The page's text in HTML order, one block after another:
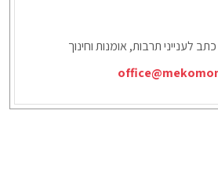
כתב לענייני תרבות, אומנות וחינוך